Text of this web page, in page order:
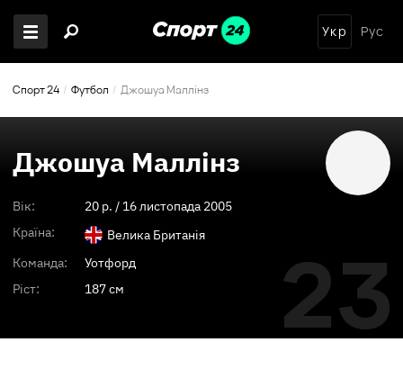
Укр Рус
Спорт 24 Футбол Джошуа Маллінз
Джошуа Маллінз
Вік: 20 p. / 16 листопада 2005
Країна:
Велика Британія
Команда:
Уотфорд
Ріст:
187 см 23